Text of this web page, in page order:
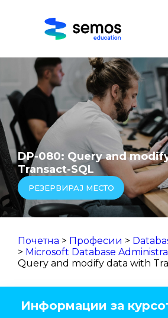
DP-080: Query and
Transact-SQL
РЕЗЕРВИРАЈ МЕСТО
Почетна > Професии >
> Microsoft Database
Query and modify data with
Информации за